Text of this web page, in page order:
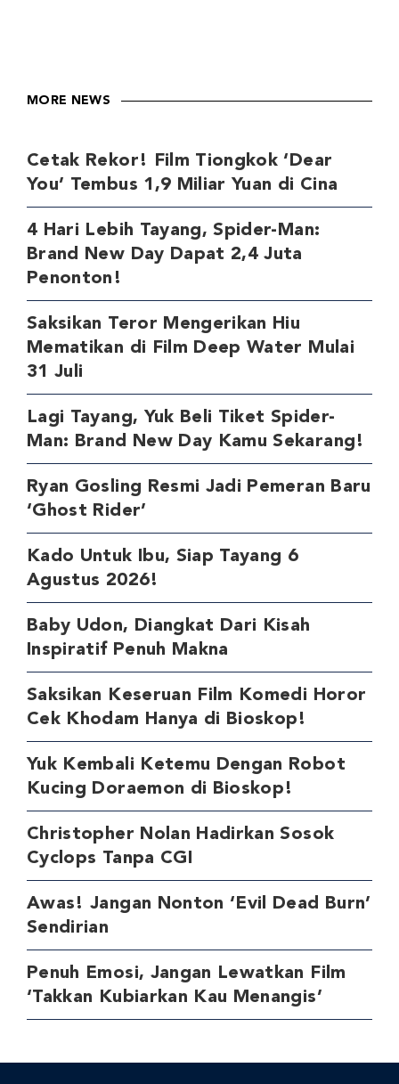
MORE NEWS
Cetak Rekor! Film Tiongkok ‘Dear
You’ Tembus 1,9 Miliar Yuan di Cina
4 Hari Lebih Tayang, Spider-Man:
Brand New Day Dapat 2,4 Juta
Penonton!
Saksikan Teror Mengerikan Hiu
Mematikan di Film Deep Water Mulai
31 Juli
Lagi Tayang, Yuk Beli Tiket Spider-
Man: Brand New Day Kamu Sekarang!
Ryan Gosling Resmi Jadi Pemeran Baru
‘Ghost Rider’
Kado Untuk Ibu, Siap Tayang 6
Agustus 2026!
Baby Udon, Diangkat Dari Kisah
Inspiratif Penuh Makna
Saksikan Keseruan Film Komedi Horor
Cek Khodam Hanya di Bioskop!
Yuk Kembali Ketemu Dengan Robot
Kucing Doraemon di Bioskop!
Christopher Nolan Hadirkan Sosok
Cyclops Tanpa CGI
Awas! Jangan Nonton ‘Evil Dead Burn’
Sendirian
Penuh Emosi, Jangan Lewatkan Film
‘Takkan Kubiarkan Kau Menangis’